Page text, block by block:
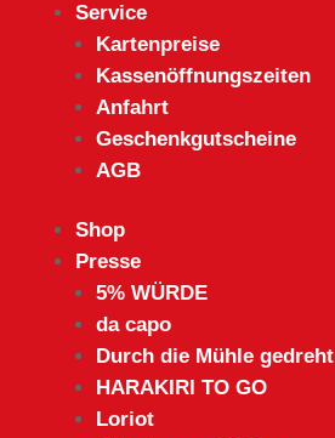
Service
Kartenpreise
Kassenöffnungszeiten
Anfahrt
Geschenkgutscheine
AGB
Shop
Presse
5% WÜRDE
da capo
Durch die Mühle gedreht
HARAKIRI TO GO
Loriot